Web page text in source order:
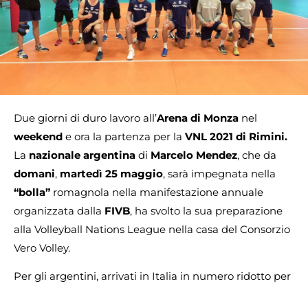
Due giorni di duro lavoro all’Arena di Monza nel
weekend e ora la partenza per la VNL 2021 di Rimini.
La nazionale argentina di Marcelo Mendez, che da
domani, martedì 25 maggio, sarà impegnata nella
“bolla” romagnola nella manifestazione annuale
organizzata dalla FIVB, ha svolto la sua preparazione
alla Volleyball Nations League nella casa del Consorzio
Vero Volley.
Per gli argentini, arrivati in Italia in numero ridotto per